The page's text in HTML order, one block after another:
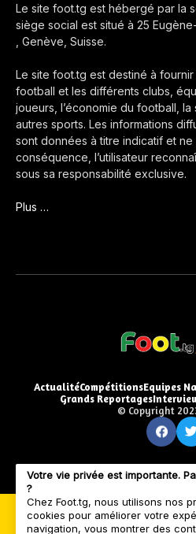
Le site foot.tg est hébergé par la
siège social est situé à 25
, Genève, Suisse.
Le site foot.tg est destiné à
football et les différents clubs,
joueurs, l’économie du football,
autres sports. Les informations
sont données à titre indicatif et ne
conséquence, l’utilisateur
sous sa responsabilité exclusive.
Plus …
ActualitéCompétitionsEquipes
Grands Reportages
© Copyright
Votre vie privée est importante.
?
Chez Foot.tg, nous utilisons nos
cookies pour améliorer votre
navigation, vous montrer des